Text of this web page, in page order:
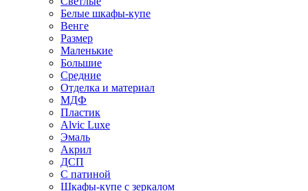
Белые шкафы-купе
Венге
Размер
Маленькие
Большие
Средние
Отделка и материал
МДФ
Пластик
Alvic Luxe
Эмаль
Акрил
ДСП
С патиной
Шкафы-купе с зеркалом